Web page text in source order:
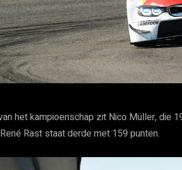
het kampioenschap zit Nico Müller, die
Rast staat derde met 159 punten.